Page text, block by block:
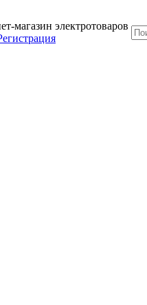
магазин электротоваров